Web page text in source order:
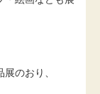
のおり、